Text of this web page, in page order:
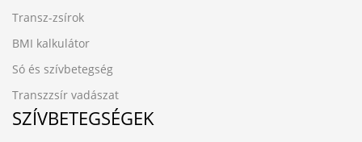
Transz-zsírok
BMI kalkulátor
Só és szívbetegség
Transzzsír vadászat
SZÍVBETEGSÉGEK